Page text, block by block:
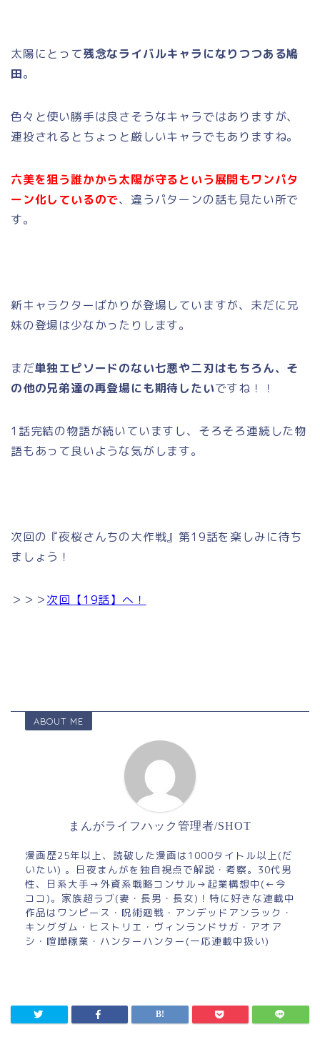
太陽にとって残念なライバルキャラになりつつある鳩
田。
色々と使い勝手は良さそうなキャラではありますが、
連投されるとちょっと厳しいキャラでもありますね。
六美を狙う誰かから太陽が守るという展開もワンパタ
ーン化しているので、違うパターンの話も見たい所で
す。
新キャラクターばかりが登場していますが、未だに兄
妹の登場は少なかったりします。
まだ単独エピソードのない七悪や二刃はもちろん、そ
の他の兄弟達の再登場にも期待したいですね！！
1話完結の物語が続いていますし、そろそろ連続した物
語もあって良いような気がします。
次回の『夜桜さんちの大作戦』第19話を楽しみに待ち
ましょう！
＞＞＞次回【19話】へ！
ABOUT ME
まんがライフハック管理者/SHOT
漫画歴25年以上、読破した漫画は1000タイトル以上(だ
いたい) 。日夜まんがを独自視点で解説・考察。30代男
性、日系大手→外資系戦略コンサル→起業構想中(←今
ココ)。家族超ラブ(妻・長男・長女)！特に好きな連載中
作品はワンピース・呪術廻戦・アンデッドアンラック・
キングダム・ヒストリエ・ヴィンランドサガ・アオア
シ・喧嘩稼業・ハンターハンター(一応連載中扱い)